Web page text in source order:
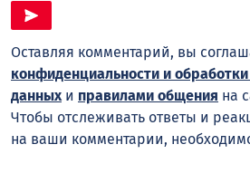
Оставляя комментарий, вы
конфиденциальности и
данныхи правилами общения на
Чтобы отслеживать ответы и
на ваши комментарии,